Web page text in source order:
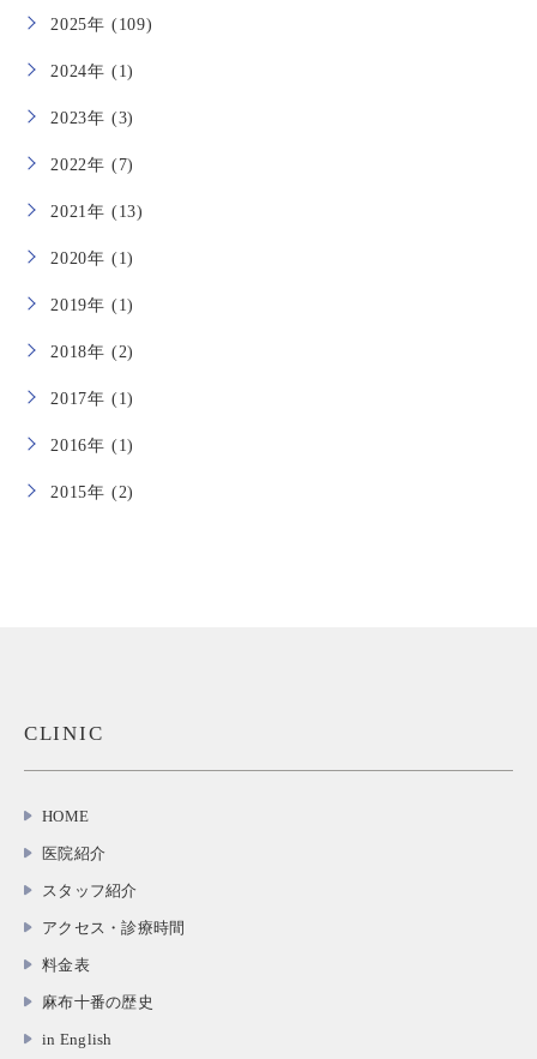
2025年 (109)
2024年 (1)
2023年 (3)
2022年 (7)
2021年 (13)
2020年 (1)
2019年 (1)
2018年 (2)
2017年 (1)
2016年 (1)
2015年 (2)
CLINIC
HOME
医院紹介
スタッフ紹介
アクセス・診療時間
料金表
麻布十番の歴史
in English